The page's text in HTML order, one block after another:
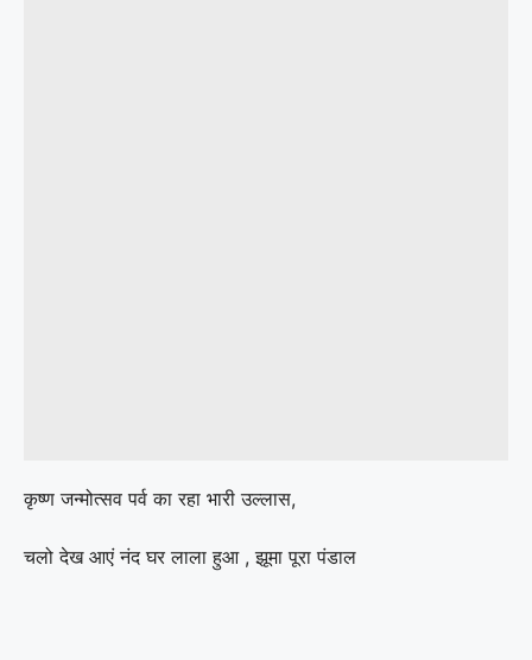
कृष्ण जन्मोत्सव पर्व का रहा भारी उल्लास,
चलो देख आएं नंद घर लाला हुआ , झूमा पूरा पंडाल